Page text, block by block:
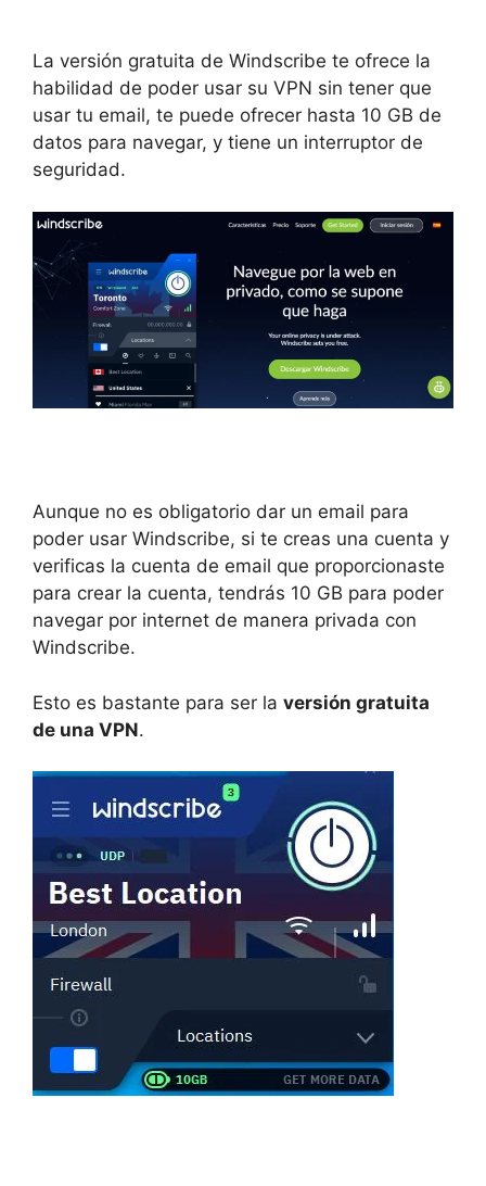
La versión gratuita de Windscribe te ofrece la
habilidad de poder usar su VPN sin tener que
usar tu email, te puede ofrecer hasta 10 GB de
datos para navegar, y tiene un interruptor de
seguridad.
Aunque no es obligatorio dar un email para
poder usar Windscribe, si te creas una cuenta y
verificas la cuenta de email que proporcionaste
para crear la cuenta, tendrás 10 GB para poder
navegar por internet de manera privada con
Windscribe.
Esto es bastante para ser la versión gratuita
de una VPN.